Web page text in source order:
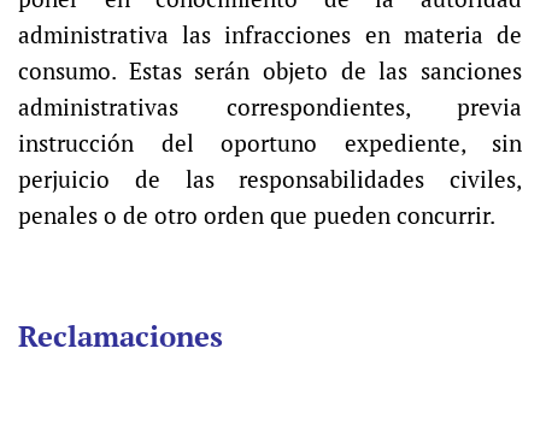
administrativa las infracciones en materia de
consumo. Estas serán objeto de las sanciones
administrativas correspondientes, previa
instrucción del oportuno expediente, sin
perjuicio de las responsabilidades civiles,
penales o de otro orden que pueden concurrir.
Reclamaciones